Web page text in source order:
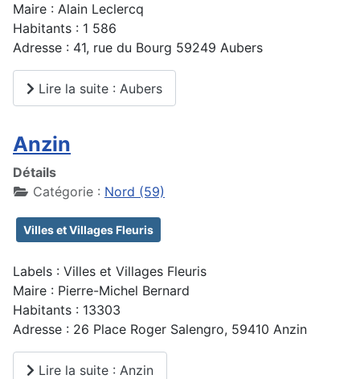
Maire : Alain Leclercq
Habitants : 1 586
Adresse : 41, rue du Bourg 59249 Aubers
Lire la suite : Aubers
Anzin
Détails
Catégorie : Nord (59)
Villes et Villages Fleuris
Labels : Villes et Villages Fleuris
Maire : Pierre-Michel Bernard
Habitants : 13303
Adresse : 26 Place Roger Salengro, 59410 Anzin
Lire la suite : Anzin